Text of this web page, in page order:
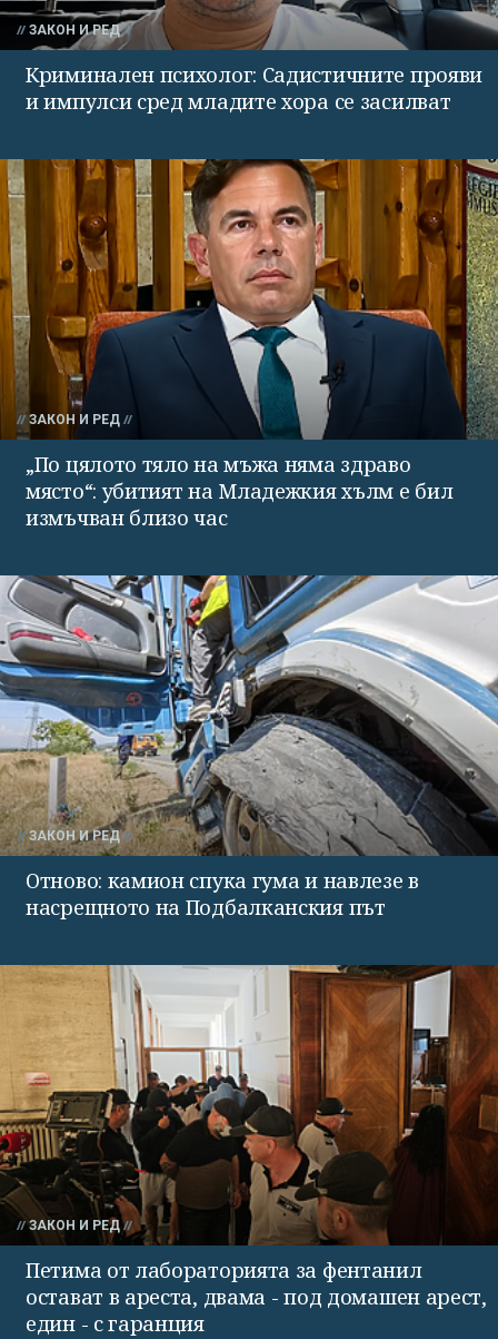
ЗАКОН И РЕД
Криминален психолог: Садистичните прояви
и импулси сред младите хора се засилват
ЗАКОН И РЕД
„По цялото тяло на мъжа няма здраво
място“: убитият на Младежкия хълм е бил
измъчван близо час
ЗАКОН И РЕД
Отново: камион спука гума и навлезе в
насрещното на Подбалканския път
ЗАКОН И РЕД
Петима от лабораторията за фентанил
остават в ареста, двама - под домашен арест,
един - с гаранция